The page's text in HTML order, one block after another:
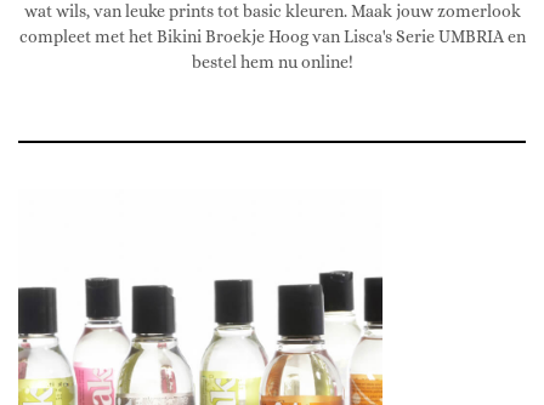
wat wils, van leuke prints tot basic kleuren. Maak jouw zomerlook
compleet met het Bikini Broekje Hoog van Lisca's Serie UMBRIA en
bestel hem nu online!